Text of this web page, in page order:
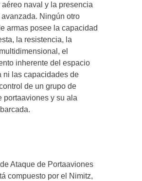
naval y la presencia
Ningún otro
armas posee la capacidad
la resistencia, la
el
inherente del espacio
ni las capacidades de
de un grupo de
portaaviones y su ala
Ataque de Portaaviones
compuesto por el Nimitz,